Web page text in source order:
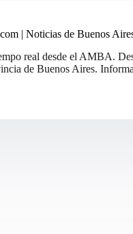
| Noticias de Buenos
real desde el AMBA.
de Buenos Aires.